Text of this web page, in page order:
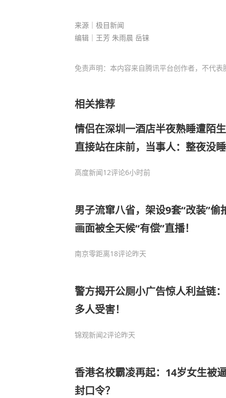
来源｜极目新闻
编辑｜王芳 朱雨晨 岳铼
免责声明：本内容来自腾讯平台创作者，不代
相关推荐
情侣在深圳一酒店半夜熟睡遭陌
直接站在床前，当事人：整夜没
高度新闻12评论6小时前
男子流窜八省，架设9套“改装”偷
画面被全天候“有偿”直播！
南京零距离18评论昨天
警方揭开公厕小广告惊人利益链
多人受害！
锦观新闻2评论昨天
香港名校霸凌再起：14岁女生被
封口令？